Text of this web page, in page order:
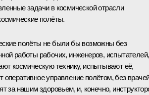
задачи в космической отрасли
полёты.
полёты не были бы возможны без
работы рабочих, инженеров, испытателей,
космическую технику, испытывают её,
оперативное управление полётом, без
за нашим здоровьем, и, конечно,